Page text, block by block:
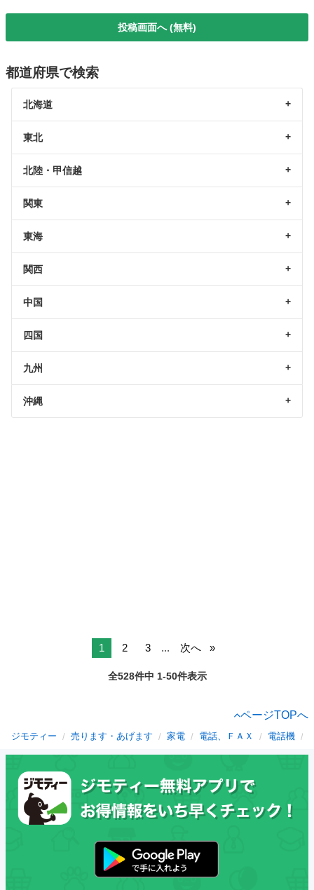
投稿画面へ (無料)
都道府県で検索
北海道
東北
北陸・甲信越
関東
東海
関西
中国
四国
九州
沖縄
1 2 3 ... 次へ
全528件中 1-50件表示
ページTOPへ
ジモティー 売ります・あげます 家電 電話、ＦＡＸ 電話機